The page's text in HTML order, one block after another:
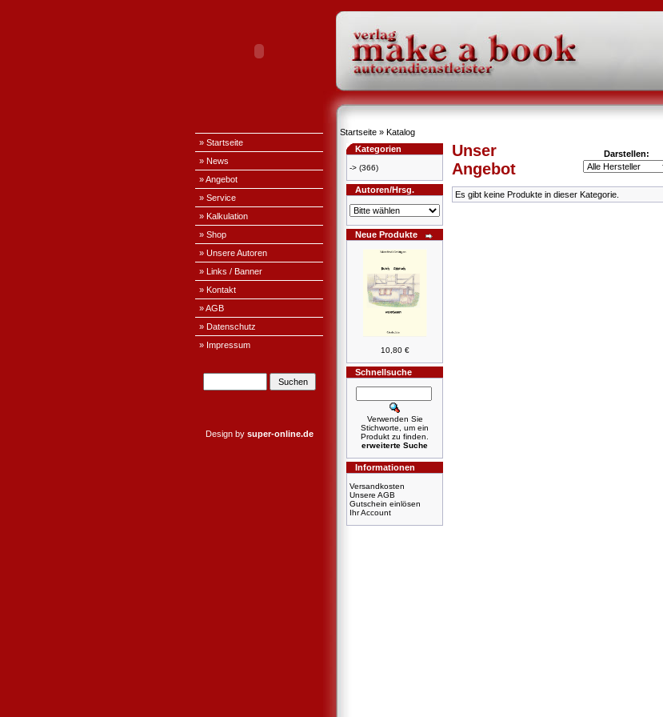
» Startseite
» News
» Angebot
» Service
» Kalkulation
» Shop
» Unsere Autoren
» Links / Banner
» Kontakt
» AGB
» Datenschutz
» Impressum
Design by super-online.de
Startseite » Katalog
Kategorien
-> (366)
Autoren/Hrsg.
Neue Produkte
10,80 €
Schnellsuche
Verwenden Sie
Stichworte, um ein
Produkt zu finden.
erweiterte Suche
Informationen
Versandkosten
Unsere AGB
Gutschein einlösen
Ihr Account
Unser
Angebot
Darstellen:
Es gibt keine Produkte in dieser Kategorie.